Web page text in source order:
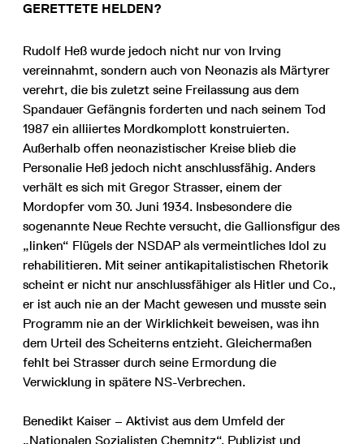
GERETTETE HELDEN?
Rudolf Heß wurde jedoch nicht nur von Irving
vereinnahmt, sondern auch von Neonazis als Märtyrer
verehrt, die bis zuletzt seine Freilassung aus dem
Spandauer Gefängnis forderten und nach seinem Tod
1987 ein alliiertes Mordkomplott konstruierten.
Außerhalb offen neonazistischer Kreise blieb die
Personalie Heß jedoch nicht anschlussfähig. Anders
verhält es sich mit Gregor Strasser, einem der
Mordopfer vom 30. Juni 1934. Insbesondere die
sogenannte Neue Rechte versucht, die Gallionsfigur des
„linken“ Flügels der NSDAP als vermeintliches Idol zu
rehabilitieren. Mit seiner antikapitalistischen Rhetorik
scheint er nicht nur anschlussfähiger als Hitler und Co.,
er ist auch nie an der Macht gewesen und musste sein
Programm nie an der Wirklichkeit beweisen, was ihn
dem Urteil des Scheiterns entzieht. Gleichermaßen
fehlt bei Strasser durch seine Ermordung die
Verwicklung in spätere NS-Verbrechen.
Benedikt Kaiser – Aktivist aus dem Umfeld der
„Nationalen Sozialisten Chemnitz“, Publizist und